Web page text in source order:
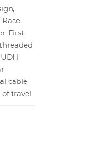
Race
First
cable
travel